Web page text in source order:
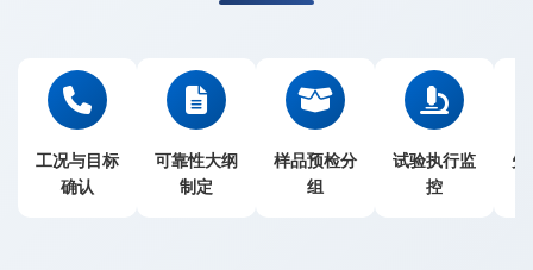
工况与目标
确认
可靠性大纲
制定
样品预检分
组
试验执行监
控
失